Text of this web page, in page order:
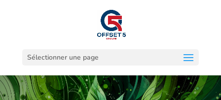
Sélectionner une page